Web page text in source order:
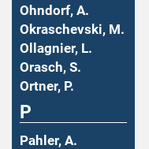
Ohndorf, A.
Okraschevski, M.
Ollagnier, L.
Orasch, S.
Ortner, P.
P
Pahler, A.